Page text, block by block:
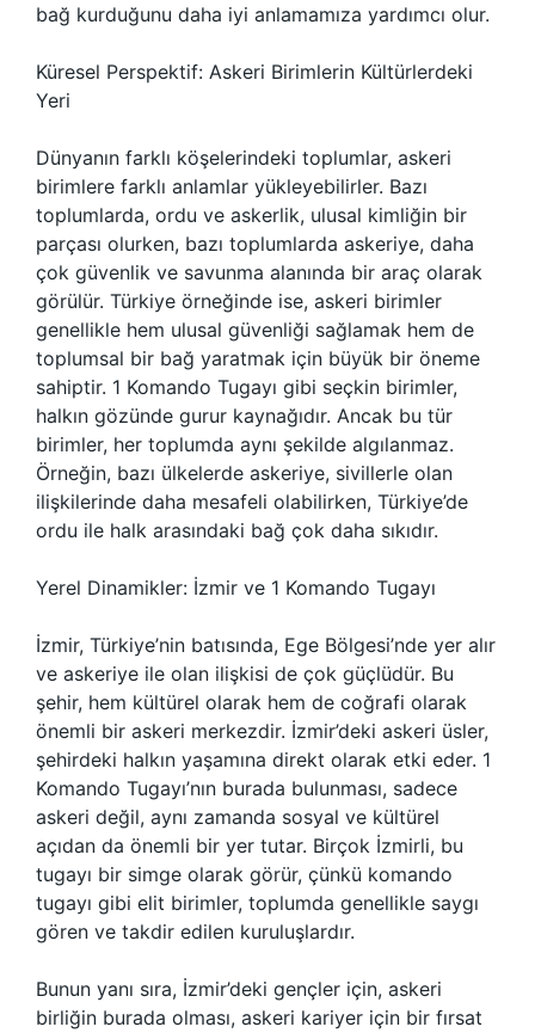
bağ kurduğunu daha iyi anlamamıza yardımcı olur.
Küresel Perspektif: Askeri Birimlerin Kültürlerdeki
Yeri
Dünyanın farklı köşelerindeki toplumlar, askeri
birimlere farklı anlamlar yükleyebilirler. Bazı
toplumlarda, ordu ve askerlik, ulusal kimliğin bir
parçası olurken, bazı toplumlarda askeriye, daha
çok güvenlik ve savunma alanında bir araç olarak
görülür. Türkiye örneğinde ise, askeri birimler
genellikle hem ulusal güvenliği sağlamak hem de
toplumsal bir bağ yaratmak için büyük bir öneme
sahiptir. 1 Komando Tugayı gibi seçkin birimler,
halkın gözünde gurur kaynağıdır. Ancak bu tür
birimler, her toplumda aynı şekilde algılanmaz.
Örneğin, bazı ülkelerde askeriye, sivillerle olan
ilişkilerinde daha mesafeli olabilirken, Türkiye’de
ordu ile halk arasındaki bağ çok daha sıkıdır.
Yerel Dinamikler: İzmir ve 1 Komando Tugayı
İzmir, Türkiye’nin batısında, Ege Bölgesi’nde yer alır
ve askeriye ile olan ilişkisi de çok güçlüdür. Bu
şehir, hem kültürel olarak hem de coğrafi olarak
önemli bir askeri merkezdir. İzmir’deki askeri üsler,
şehirdeki halkın yaşamına direkt olarak etki eder. 1
Komando Tugayı’nın burada bulunması, sadece
askeri değil, aynı zamanda sosyal ve kültürel
açıdan da önemli bir yer tutar. Birçok İzmirli, bu
tugayı bir simge olarak görür, çünkü komando
tugayı gibi elit birimler, toplumda genellikle saygı
gören ve takdir edilen kuruluşlardır.
Bunun yanı sıra, İzmir’deki gençler için, askeri
birliğin burada olması, askeri kariyer için bir fırsat